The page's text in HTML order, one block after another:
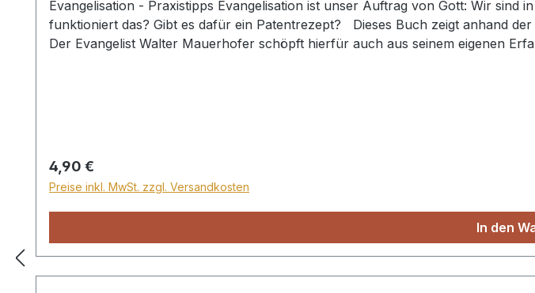
Evangelisation - Praxistipps Evangelisation ist unser Auftrag von Gott: Wir sind
funktioniert das? Gibt es dafür ein Patentrezept? Dieses Buch zeigt anhand
Der Evangelist Walter Mauerhofer schöpft hierfür auch aus seinem eigenen
Regulärer Preis:
4,90 €
Preise inkl. MwSt. zzgl. Versandkosten
In den